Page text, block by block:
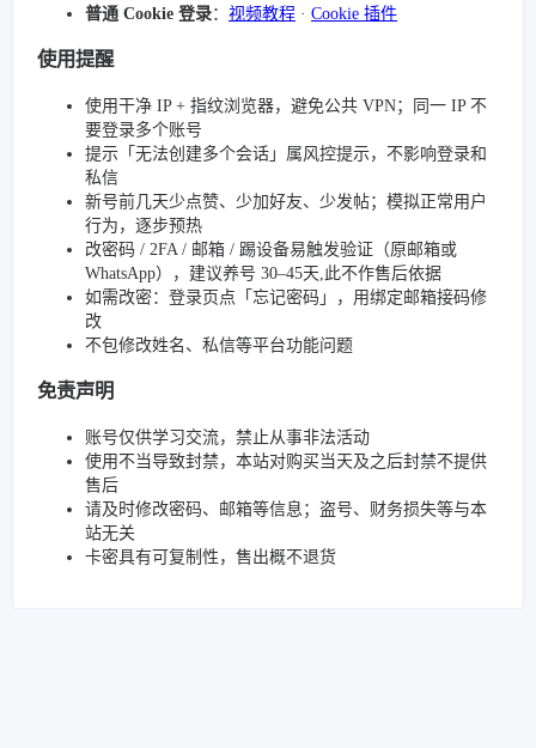
普通 Cookie 登录： 视频教程 · Cookie 插件
使用提醒
使用干净 IP + 指纹浏览器，避免公共 VPN；同一 IP 不
要登录多个账号
提示「无法创建多个会话」属风控提示，不影响登录和
私信
新号前几天少点赞、少加好友、少发帖；模拟正常用户
行为，逐步预热
改密码 / 2FA / 邮箱 / 踢设备易触发验证（原邮箱或
WhatsApp），建议养号 30–45天,此不作售后依据
如需改密：登录页点「忘记密码」，用绑定邮箱接码修
改
不包修改姓名、私信等平台功能问题
免责声明
账号仅供学习交流，禁止从事非法活动
使用不当导致封禁，本站对购买当天及之后封禁不提供
售后
请及时修改密码、邮箱等信息；盗号、财务损失等与本
站无关
卡密具有可复制性，售出概不退货